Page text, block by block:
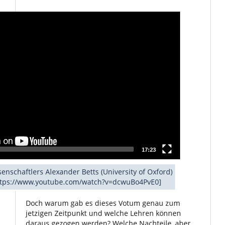
17:23
Alexander Betts (University of Oxford)
www.youtube.com/watch?v=dcwuBo4PvE0]
Doch warum gab es dieses Votum genau zum
jetzigen Zeitpunkt und welche Lehren können